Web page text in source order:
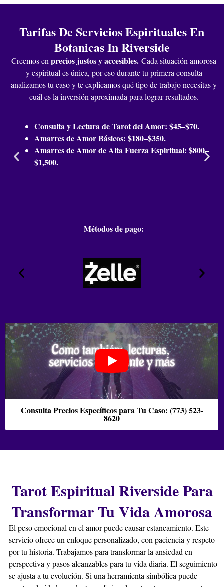
clientes atestiguan.
¿Realizan limpiezas espirituales para hogares en
Riverside?
Nuestro centro espiritual en Riverside ofrece limpiezas
profundas para hogares y negocios. Liberamos energías
estancadas, maldiciones o malas vibras, utilizando
¿Qué es un dominio espiritual y cómo puede ayudarme?
Un dominio espiritual es un trabajo de enfoque que
busca influir en una situación o persona para alinearla
con tu bien mayor. No se trata de control negativo, sino
pesadillas, ansiedad sin causa o conflictos relacionales
¿Los hechizos de amor son permanentes?
La permanencia de un hechizo de amor depende de su
profundo. Recomendamos seguimientos para fortalecer
el lazo y asegurar su durabilidad en el tiempo.
¿Puedo confiar en los resultados de un alejamiento?
Cuando se realizan con conocimiento ético y poder
genuino, los trabajos de alejamiento en Riverside son
altamente efectivos. Crean un campo de protección y
disuaden pacíficamente a personas o influencias
negativas de tu vida, permitiéndote avanzar.
¿Hay estacionamiento disponible cerca de la botánica
en Riverside?
haciendo tu visita completamente sencilla.
Riverside?
Nuestra botánica en Riverside está surtida con
herramientas auténticas: velas rituales, hierbas
sagradas, inciensos, aceites preparados por el Maestro
Héctor, piedras de poder y amuletos para potenciar
cualquier trabajo espiritual o tu práctica personal.
Tarifas De Servicios Espirituales En
Botanicas In Riverside
Creemos en precios justos y accesibles. Cada situación amorosa
y espiritual es única, por eso durante tu primera consulta
analizamos tu caso y te explicamos qué tipo de trabajo necesitas y
cuál es la inversión aproximada para lograr resultados.
Consulta y Lectura de Tarot del Amor: $45–$70.
Amarres de Amor Básicos: $180–$350.
Amarres de Amor de Alta Fuerza Espiritual: $800–
$1,500.
Métodos de pago:
Consulta Precios Específicos para Tu Caso: (773) 523-
8620
Tarot Espiritual Riverside Para
Transformar Tu Vida Amorosa
El peso emocional en el amor puede causar estancamiento. Este
servicio ofrece un enfoque personalizado, con paciencia y respeto
por tu historia. Trabajamos para transformar la ansiedad en
perspectiva y pasos alcanzables para tu vida diaria. El seguimiento
se ajusta a tu evolución. Si una herramienta simbólica puede